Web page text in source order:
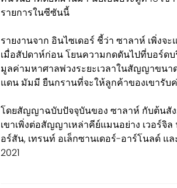
รายการในซีซันนี้
รายงานจาก อินไซเดอร์ ชี้ว่า ซาลาห์ เพิ่ง
เมื่อสัปดาห์ก่อน โยนความกดดันไปที่บอร์ด
มูลค่ามหาศาลพ่วงระยะเวลาในสัญญาขนา
แดน มัมมี ยืนกรานที่จะให้ลูกค้าของเขารั
โดยสัญญาฉบับปัจจุบันของ ซาลาห์ กับต้นสั
เขาเพิ่งต่อสัญญาเหล่าคีย์แมนอย่าง เวอร์จิ
อร์สัน, เทรนท์ อเล็กซานเดอร์-อาร์โนลด์ แ
2021